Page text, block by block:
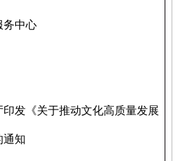
务中心
印发《关于推动文化高质量发展
通知